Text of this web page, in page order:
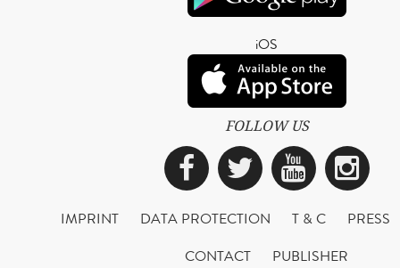
iOS
FOLLOW US
Facebook
Twitter
IMPRINT DATA PROTECTION T & C
PRESS
CONTACT
PUBLISHER